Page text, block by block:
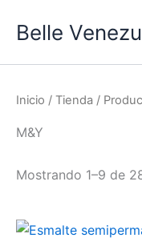
Belle
Inicio / Tienda /
M&Y
Mostrando 1–9 de